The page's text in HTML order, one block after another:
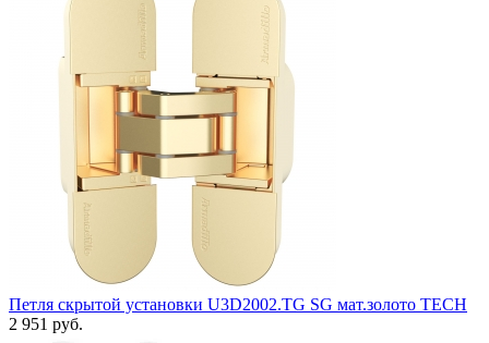
Петля скрытой установки U3D2002.TG SG мат.золото TECH
2 951 руб.